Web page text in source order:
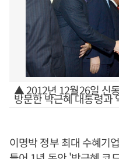
▲ 2012년 12월26일 신
방문한 박근혜 대통령과
이명박 정부 최대 수혜기